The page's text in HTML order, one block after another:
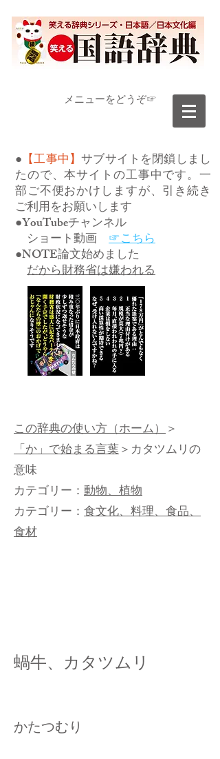
​メニューをどうぞ☞
● 【工事中】サブサイトを閉鎖しまし
たので、本サイトの工事中です。一
部ご不便おかけしますが、引き続き
ご利用をお願いします
●YouTubeチャンネル
ショート動画 ☞こちら
●NOTE論文始めました
だから財務省は嫌われる
この辞典の使い方（ホーム）＞
「か」で始まる言葉＞カタツムリの
意味
カテゴリー： 動物、植物
カテゴリー： 食文化、料理、食品、
食材
蝸牛、カタツムリ
かたつむり